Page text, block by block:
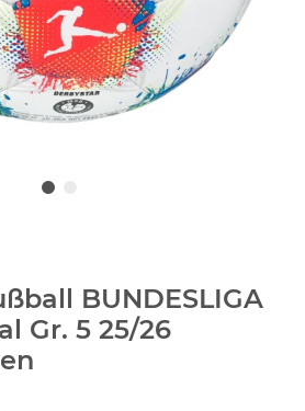
BUNDESLIGA
Gr. 5 25/26